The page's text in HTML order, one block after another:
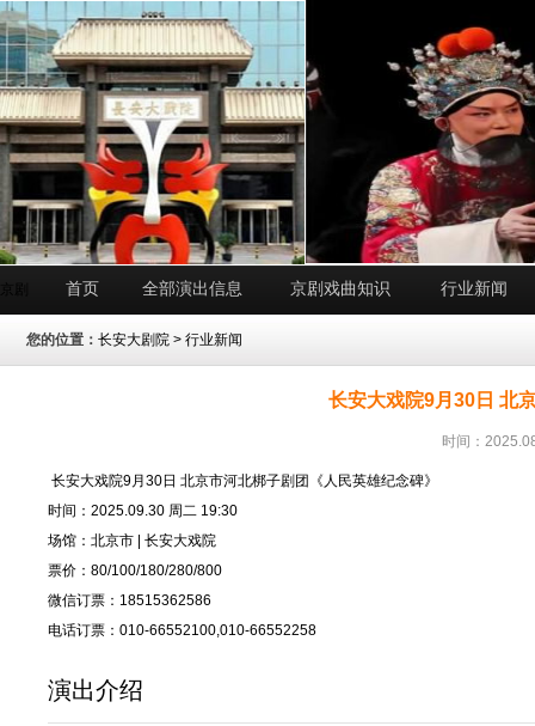
首页 全部演出信息 京剧戏曲知识 行业新闻
您的位置： 长安大剧院 > 行业新闻
长安大戏院9月30日 北
时间：
长安大戏院9月30日 北京市河北梆子剧团《人民英雄纪念碑》
时间：2025.09.30 周二 19:30
场馆：北京市 | 长安大戏院
票价：80/100/180/280/800
微信订票：18515362586
电话订票：010-66552100,010-66552258
演出介绍